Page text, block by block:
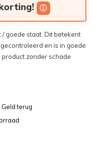
ⓘ
goede staat. Dit betekent
en is in goede
product zonder schade
terug